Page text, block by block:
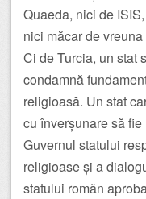
Quaeda, nici de
nici măcar de
Ci de Turcia, un stat
condamnă
religioasă. Un stat
cu înverșunare să
Guvernul statului
religioase și a
statului român